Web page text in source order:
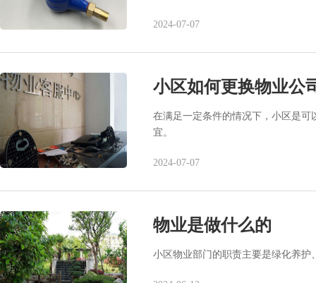
2024-07-07
小区如何更换物业公
在满足一定条件的情况下，小区是
宜。
2024-07-07
物业是做什么的
小区物业部门的职责主要是绿化养